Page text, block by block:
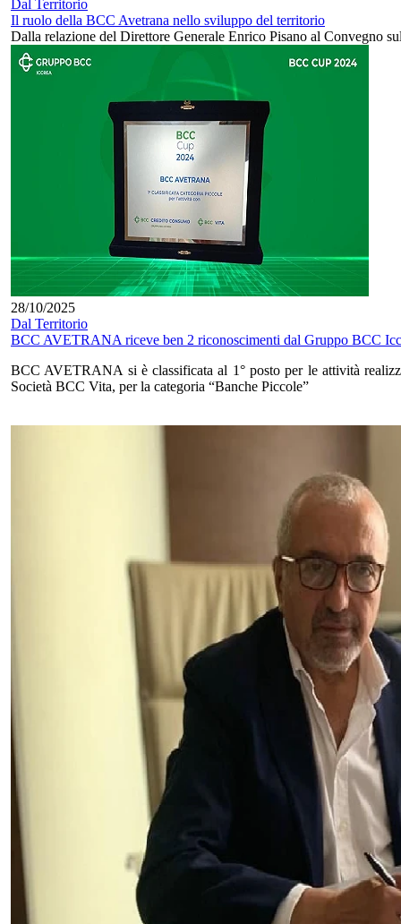
Dal Territorio
Il ruolo della BCC Avetrana nello sviluppo del territorio
Dalla relazione del Direttore Generale Enrico Pisano al Convegno
28/10/2025
Dal Territorio
BCC AVETRANA riceve ben 2 riconoscimenti dal Gruppo BCC
BCC AVETRANA si è classificata al 1° posto per le attività
Società BCC Vita, per la categoria “Banche Piccole”